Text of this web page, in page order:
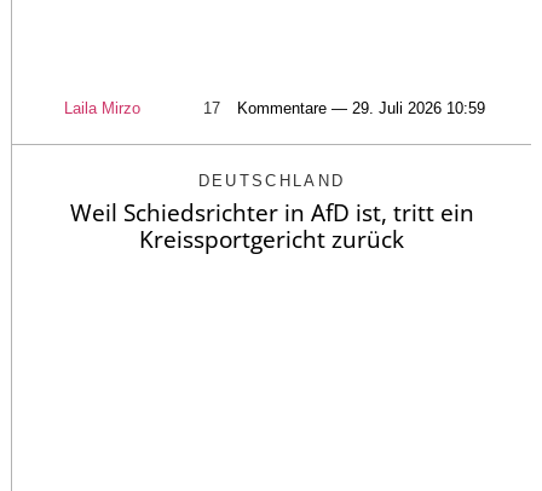
Laila Mirzo 17 Kommentare — 29. Juli 2026 10:59
DEUTSCHLAND
Weil Schiedsrichter in AfD ist, tritt ein
Kreissportgericht zurück